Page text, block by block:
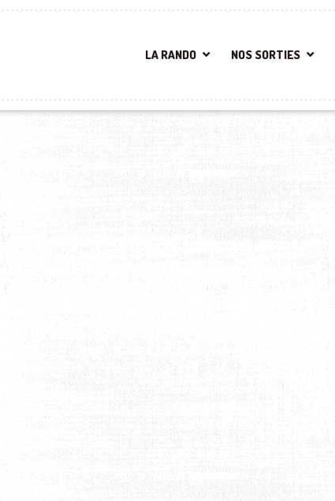
LA RANDO NOS SORTIES